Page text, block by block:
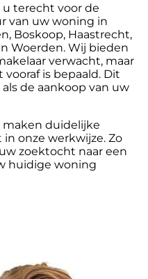
u terecht voor de
van uw woning in
Boskoop, Haastrecht,
Woerden. Wij bieden
verwacht, maar
is bepaald. Dit
de aankoop van uw
duidelijke
onze werkwijze. Zo
zoektocht naar een
huidige woning